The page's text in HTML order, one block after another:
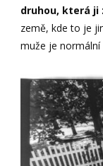
druhou, která ji
země, kde to je
muže je normální